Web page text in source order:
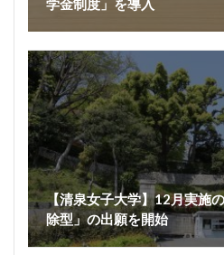
【清泉女子大学】12月実施
除型」の出願を開始